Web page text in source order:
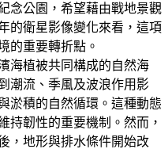
念公園，希望藉由戰地景觀
的衛星影像變化來看，這項
的重要轉折點。
海植被共同構成的自然海
潮流、季風及波浪作用影
淤積的自然循環。這種動態
持韌性的重要機制。然而，
，地形與排水條件開始改